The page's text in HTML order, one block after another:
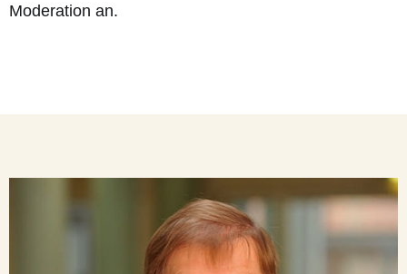
Moderation an.